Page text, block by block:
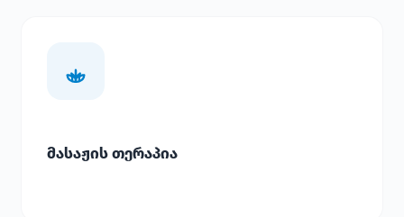
მასაჟის თერაპია